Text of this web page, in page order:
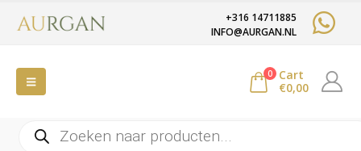
+316 14711885
INFO@AURGAN.NL
0
Cart
€0,00
Producten
zoeken